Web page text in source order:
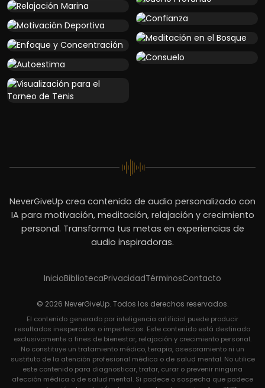
NeverGiveUp crea contenido de audio personalizado con
IA para motivación, meditación, relajación y crecimiento
personal. Transforma tus metas en experiencias de
audio inspiradoras.
InicioBibliotecaPrivacidadTérminosContacto
© 2026 NeverGiveUp. Todos los derechos reservados.
El contenido generado por inteligencia artificial puede producir
resultados inesperados o imperfectos. Este contenido está destinado
exclusivamente a fines de bienestar, relajación y crecimiento personal.
No constituye un tratamiento médico, terapia, asesoramiento ni un
sustituto de la atención profesional médica o de salud mental. No utilice
este contenido para diagnosticar, tratar, curar o prevenir ninguna
afección médica o de salud mental. Si padece o sospecha que padece